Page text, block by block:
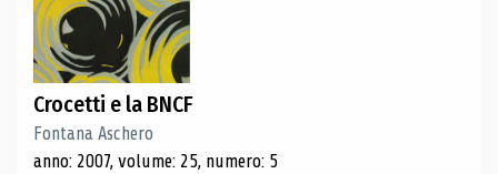
Crocetti e la BNCF
Fontana Aschero
anno: 2007, volume: 25, numero: 5